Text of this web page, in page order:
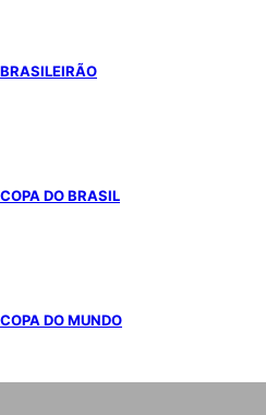
BRASILEIRÃO
COPA DO BRASIL
COPA DO MUNDO